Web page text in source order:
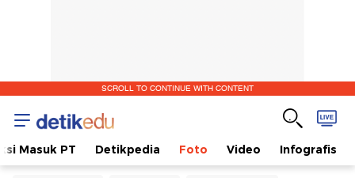
SCROLL TO CONTINUE WITH CONTENT
Masuk PT Detikpedia Foto Video Infografis